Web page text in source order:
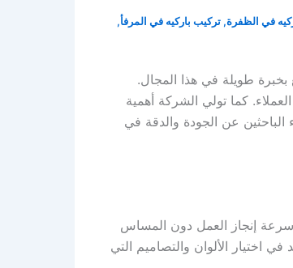
في الظفرة,تركيب باركيه في المرفأ,
طويلة في هذا المجال.
كما تولي الشركة أهمية
الباحثين عن الجودة والدقة في
سرعة إنجاز العمل دون المساس
اختيار الألوان والتصاميم التي